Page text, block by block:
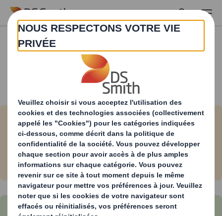
Skip to main content
Lire la suite
Blogs et actualités
Découvrez notre stratégie de
développement durable Now & Next